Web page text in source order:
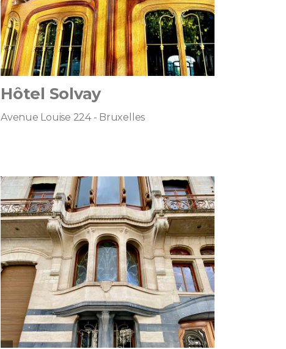
Hôtel Solvay
Avenue Louise 224 - Bruxelles